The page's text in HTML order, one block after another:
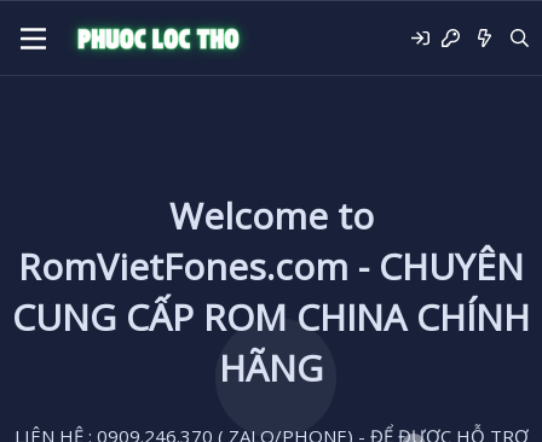
Welcome to
RomVietFones.com - CHUYÊN
CUNG CẤP ROM CHINA CHÍNH
HÃNG
LIÊN HỆ : 0909.246.370 ( ZALO/PHONE) - ĐỂ ĐƯỢC HỖ TRỢ